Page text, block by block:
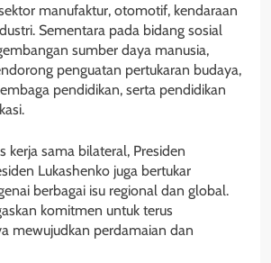
manufaktur, otomotif, kendaraan
Sementara pada bidang sosial
sumber daya manusia,
penguatan pertukaran budaya,
pendidikan, serta pendidikan
kerja sama bilateral, Presiden
Lukashenko juga bertukar
berbagai isu regional dan global.
komitmen untuk terus
mewujudkan perdamaian dan